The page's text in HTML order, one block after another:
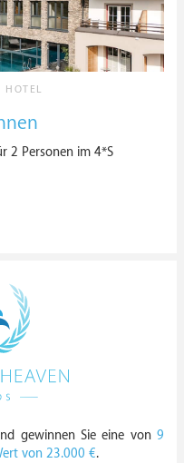
HOTEL
2 Personen im 4*S
gewinnen Sie eine von 9
von 23.000 €.